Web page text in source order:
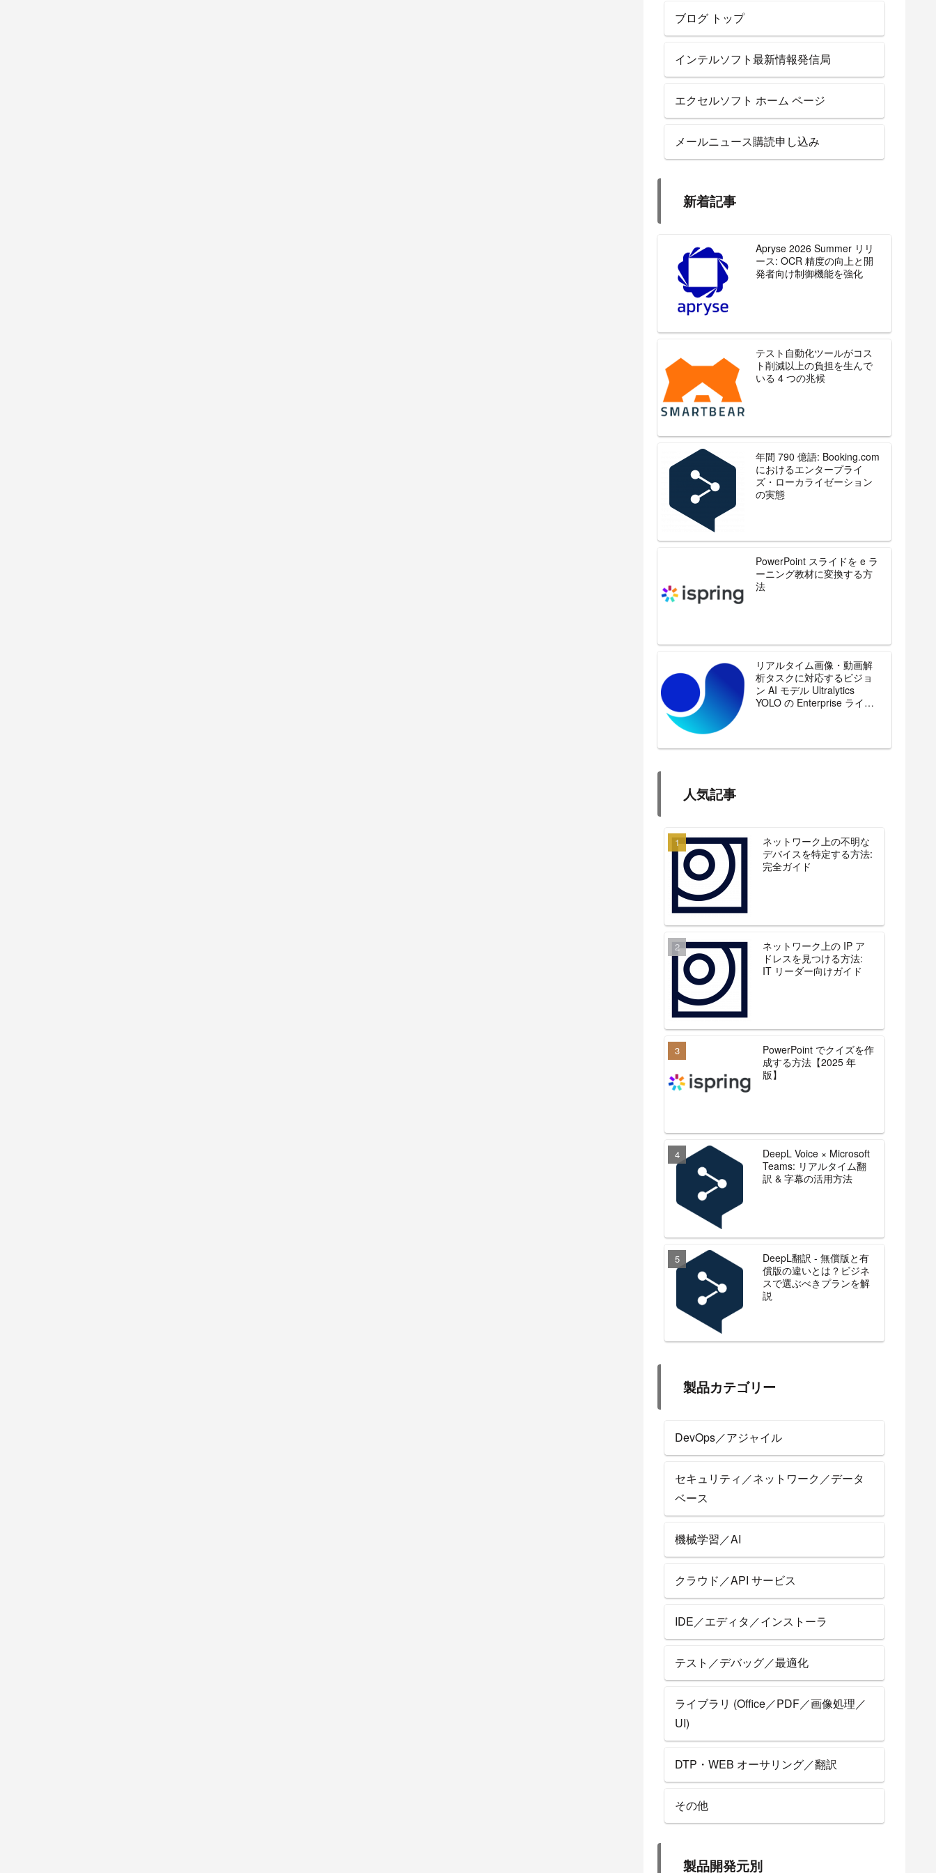
ブログ トップ
インテルソフト最新情報発信局
エクセルソフト ホーム ページ
メールニュース購読申し込み
新着記事
Apryse 2026 Summer リリ
ース: OCR 精度の向上と開
発者向け制御機能を強化
テスト自動化ツールがコス
ト削減以上の負担を生んで
いる 4 つの兆候
年間 790 億語: Booking.com
におけるエンタープライ
ズ・ローカライゼーション
の実態
PowerPoint スライドを e ラ
ーニング教材に変換する方
法
リアルタイム画像・動画解
析タスクに対応するビジョ
ン AI モデル Ultralytics
YOLO の Enterprise ライセ
人気記事
ネットワーク上の不明な
デバイスを特定する方法:
完全ガイド
ネットワーク上の IP ア
ドレスを見つける方法:
IT リーダー向けガイド
PowerPoint でクイズを作
成する方法【2025 年
版】
DeepL Voice × Microsoft
Teams: リアルタイム翻
訳 & 字幕の活用方法
DeepL翻訳 - 無償版と有
償版の違いとは？ビジネ
スで選ぶべきプランを解
説
製品カテゴリー
DevOps／アジャイル
セキュリティ／ネットワーク／データ
ベース
機械学習／AI
クラウド／API サービス
IDE／エディタ／インストーラ
テスト／デバッグ／最適化
ライブラリ (Office／PDF／画像処理／
UI)
DTP・WEB オーサリング／翻訳
その他
製品開発元別